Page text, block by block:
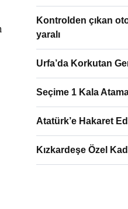
Kontrolden çıkan
yaralı
Urfa’da Korkutan
Seçime 1 Kala
Atatürk’e Hakaret
Kızkardeşe Özel